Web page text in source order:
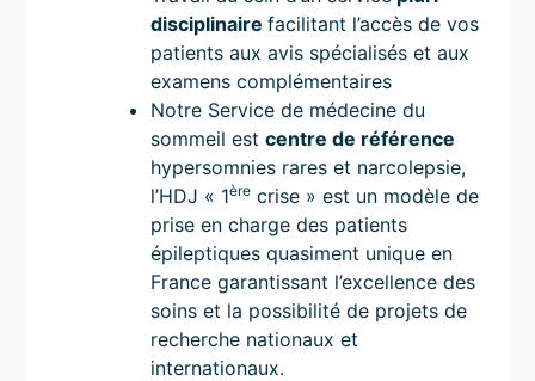
disciplinairefacilitant l’accès de vos
patients aux avis spécialisés et aux
examens complémentaires
Notre Service de médecine du
sommeil estcentre de référence
hypersomnies rares et narcolepsie,
l’HDJ « 1ère crise » est un modèle de
prise en charge des patients
épileptiques quasiment unique en
France garantissant l’excellence des
soins et la possibilité de projets de
recherche nationaux et
internationaux.